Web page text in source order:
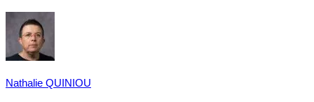
Nathalie QUINIOU